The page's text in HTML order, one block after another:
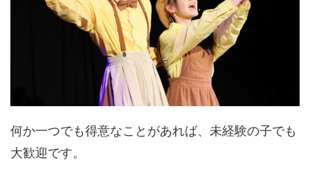
何か一つでも得意なことがあれば、未経験の子でも
大歓迎です。